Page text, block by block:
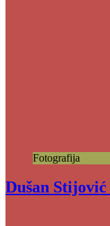
Fotografija
Dušan